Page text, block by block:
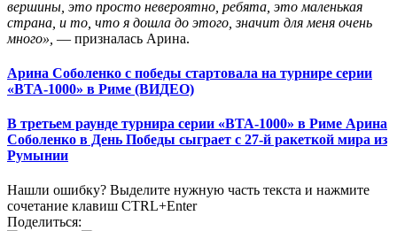
вершины, это просто невероятно, ребята, это маленькая
страна, и то, что я дошла до этого, значит для меня очень
много», — призналась Арина.
Арина Соболенко с победы стартовала на турнире серии
«ВТА-1000» в Риме (ВИДЕО)
В третьем раунде турнира серии «ВТА-1000» в Риме Арина
Соболенко в День Победы сыграет с 27-й ракеткой мира из
Румынии
Нашли ошибку? Выделите нужную часть текста и нажмите
сочетание клавиш CTRL+Enter
Поделиться: